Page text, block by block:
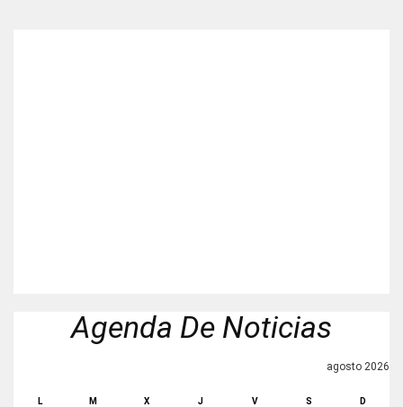
Agenda De Noticias
agosto 2026
L M X J V S D